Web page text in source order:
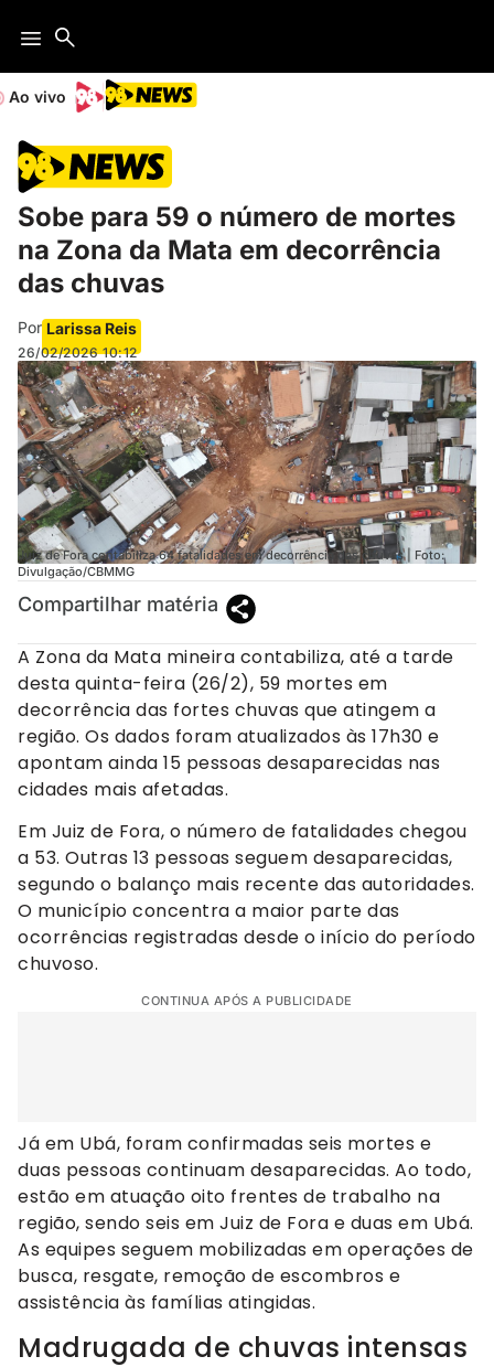
Ao vivo
Sobe para 59 o número de mortes
na Zona da Mata em decorrência
das chuvas
Por Larissa Reis
26/02/2026 10:12
Juiz de Fora contabiliza 64 fatalidades em decorrência das chuvas | Foto:
Divulgação/CBMMG
Compartilhar matéria
A Zona da Mata mineira contabiliza, até a tarde
desta quinta-feira (26/2), 59 mortes em
decorrência das fortes chuvas que atingem a
região. Os dados foram atualizados às 17h30 e
apontam ainda 15 pessoas desaparecidas nas
cidades mais afetadas.
Em Juiz de Fora, o número de fatalidades chegou
a 53. Outras 13 pessoas seguem desaparecidas,
segundo o balanço mais recente das autoridades.
O município concentra a maior parte das
ocorrências registradas desde o início do período
chuvoso.
CONTINUA APÓS A PUBLICIDADE
Já em Ubá, foram confirmadas seis mortes e
duas pessoas continuam desaparecidas. Ao todo,
estão em atuação oito frentes de trabalho na
região, sendo seis em Juiz de Fora e duas em Ubá.
As equipes seguem mobilizadas em operações de
busca, resgate, remoção de escombros e
assistência às famílias atingidas.
Madrugada de chuvas intensas